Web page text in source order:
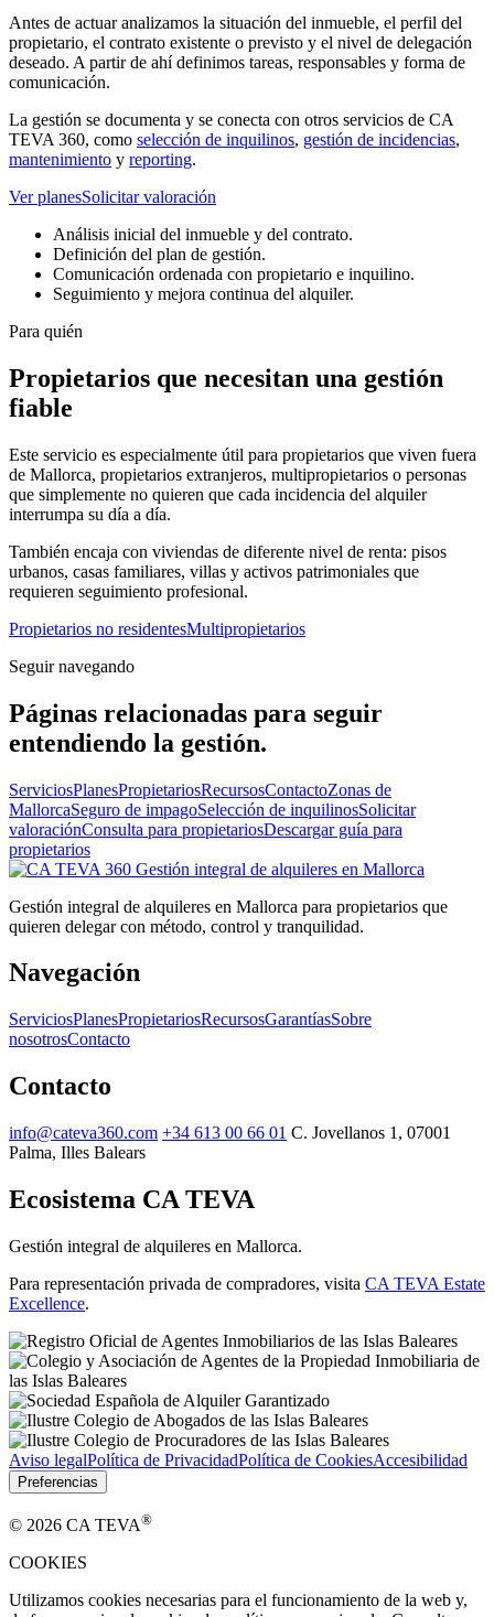
Antes de actuar analizamos la situación del inmueble, el perfil del
propietario, el contrato existente o previsto y el nivel de delegación
deseado. A partir de ahí definimos tareas, responsables y forma de
comunicación.
La gestión se documenta y se conecta con otros servicios de CA
TEVA 360, como selección de inquilinos, gestión de incidencias,
mantenimiento y reporting.
Ver planesSolicitar valoración
Análisis inicial del inmueble y del contrato.
Definición del plan de gestión.
Comunicación ordenada con propietario e inquilino.
Seguimiento y mejora continua del alquiler.
Para quién
Propietarios que necesitan una gestión
fiable
Este servicio es especialmente útil para propietarios que viven fuera
de Mallorca, propietarios extranjeros, multipropietarios o personas
que simplemente no quieren que cada incidencia del alquiler
interrumpa su día a día.
También encaja con viviendas de diferente nivel de renta: pisos
urbanos, casas familiares, villas y activos patrimoniales que
requieren seguimiento profesional.
Propietarios no residentesMultipropietarios
Seguir navegando
Páginas relacionadas para seguir
entendiendo la gestión.
ServiciosPlanesPropietariosRecursosContactoZonas de
MallorcaSeguro de impagoSelección de inquilinosSolicitar
valoraciónConsulta para propietariosDescargar guía para
propietarios
Gestión integral de alquileres en Mallorca
Gestión integral de alquileres en Mallorca para propietarios que
quieren delegar con método, control y tranquilidad.
Navegación
ServiciosPlanesPropietariosRecursosGarantíasSobre
nosotrosContacto
Contacto
info@cateva360.com +34 613 00 66 01 C. Jovellanos 1, 07001
Palma, Illes Balears
Ecosistema CA TEVA
Gestión integral de alquileres en Mallorca.
Para representación privada de compradores, visita CA TEVA Estate
Excellence.
Aviso legalPolítica de PrivacidadPolítica de CookiesAccesibilidad
Preferencias
© 2026 CA TEVA®
COOKIES
Utilizamos cookies necesarias para el funcionamiento de la web y,